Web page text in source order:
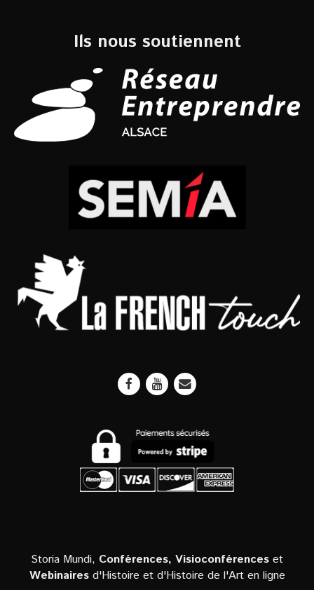
Ils nous soutiennent
Storia Mundi, Conférences, Visioconférences et
Webinaires d'Histoire et d'Histoire de l'Art en ligne